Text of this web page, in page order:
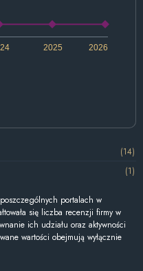
2026
2025
(14)
(1)
portalach w
się liczba recenzji firmy w
ich udziału oraz aktywności
wartości obejmują wyłącznie